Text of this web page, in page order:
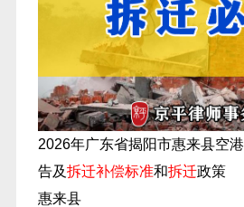
2026年广东省揭阳市惠来县空
告及拆迁补偿标准和拆迁政策
惠来县